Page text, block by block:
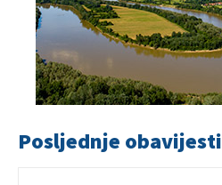
Posljednje obavijesti